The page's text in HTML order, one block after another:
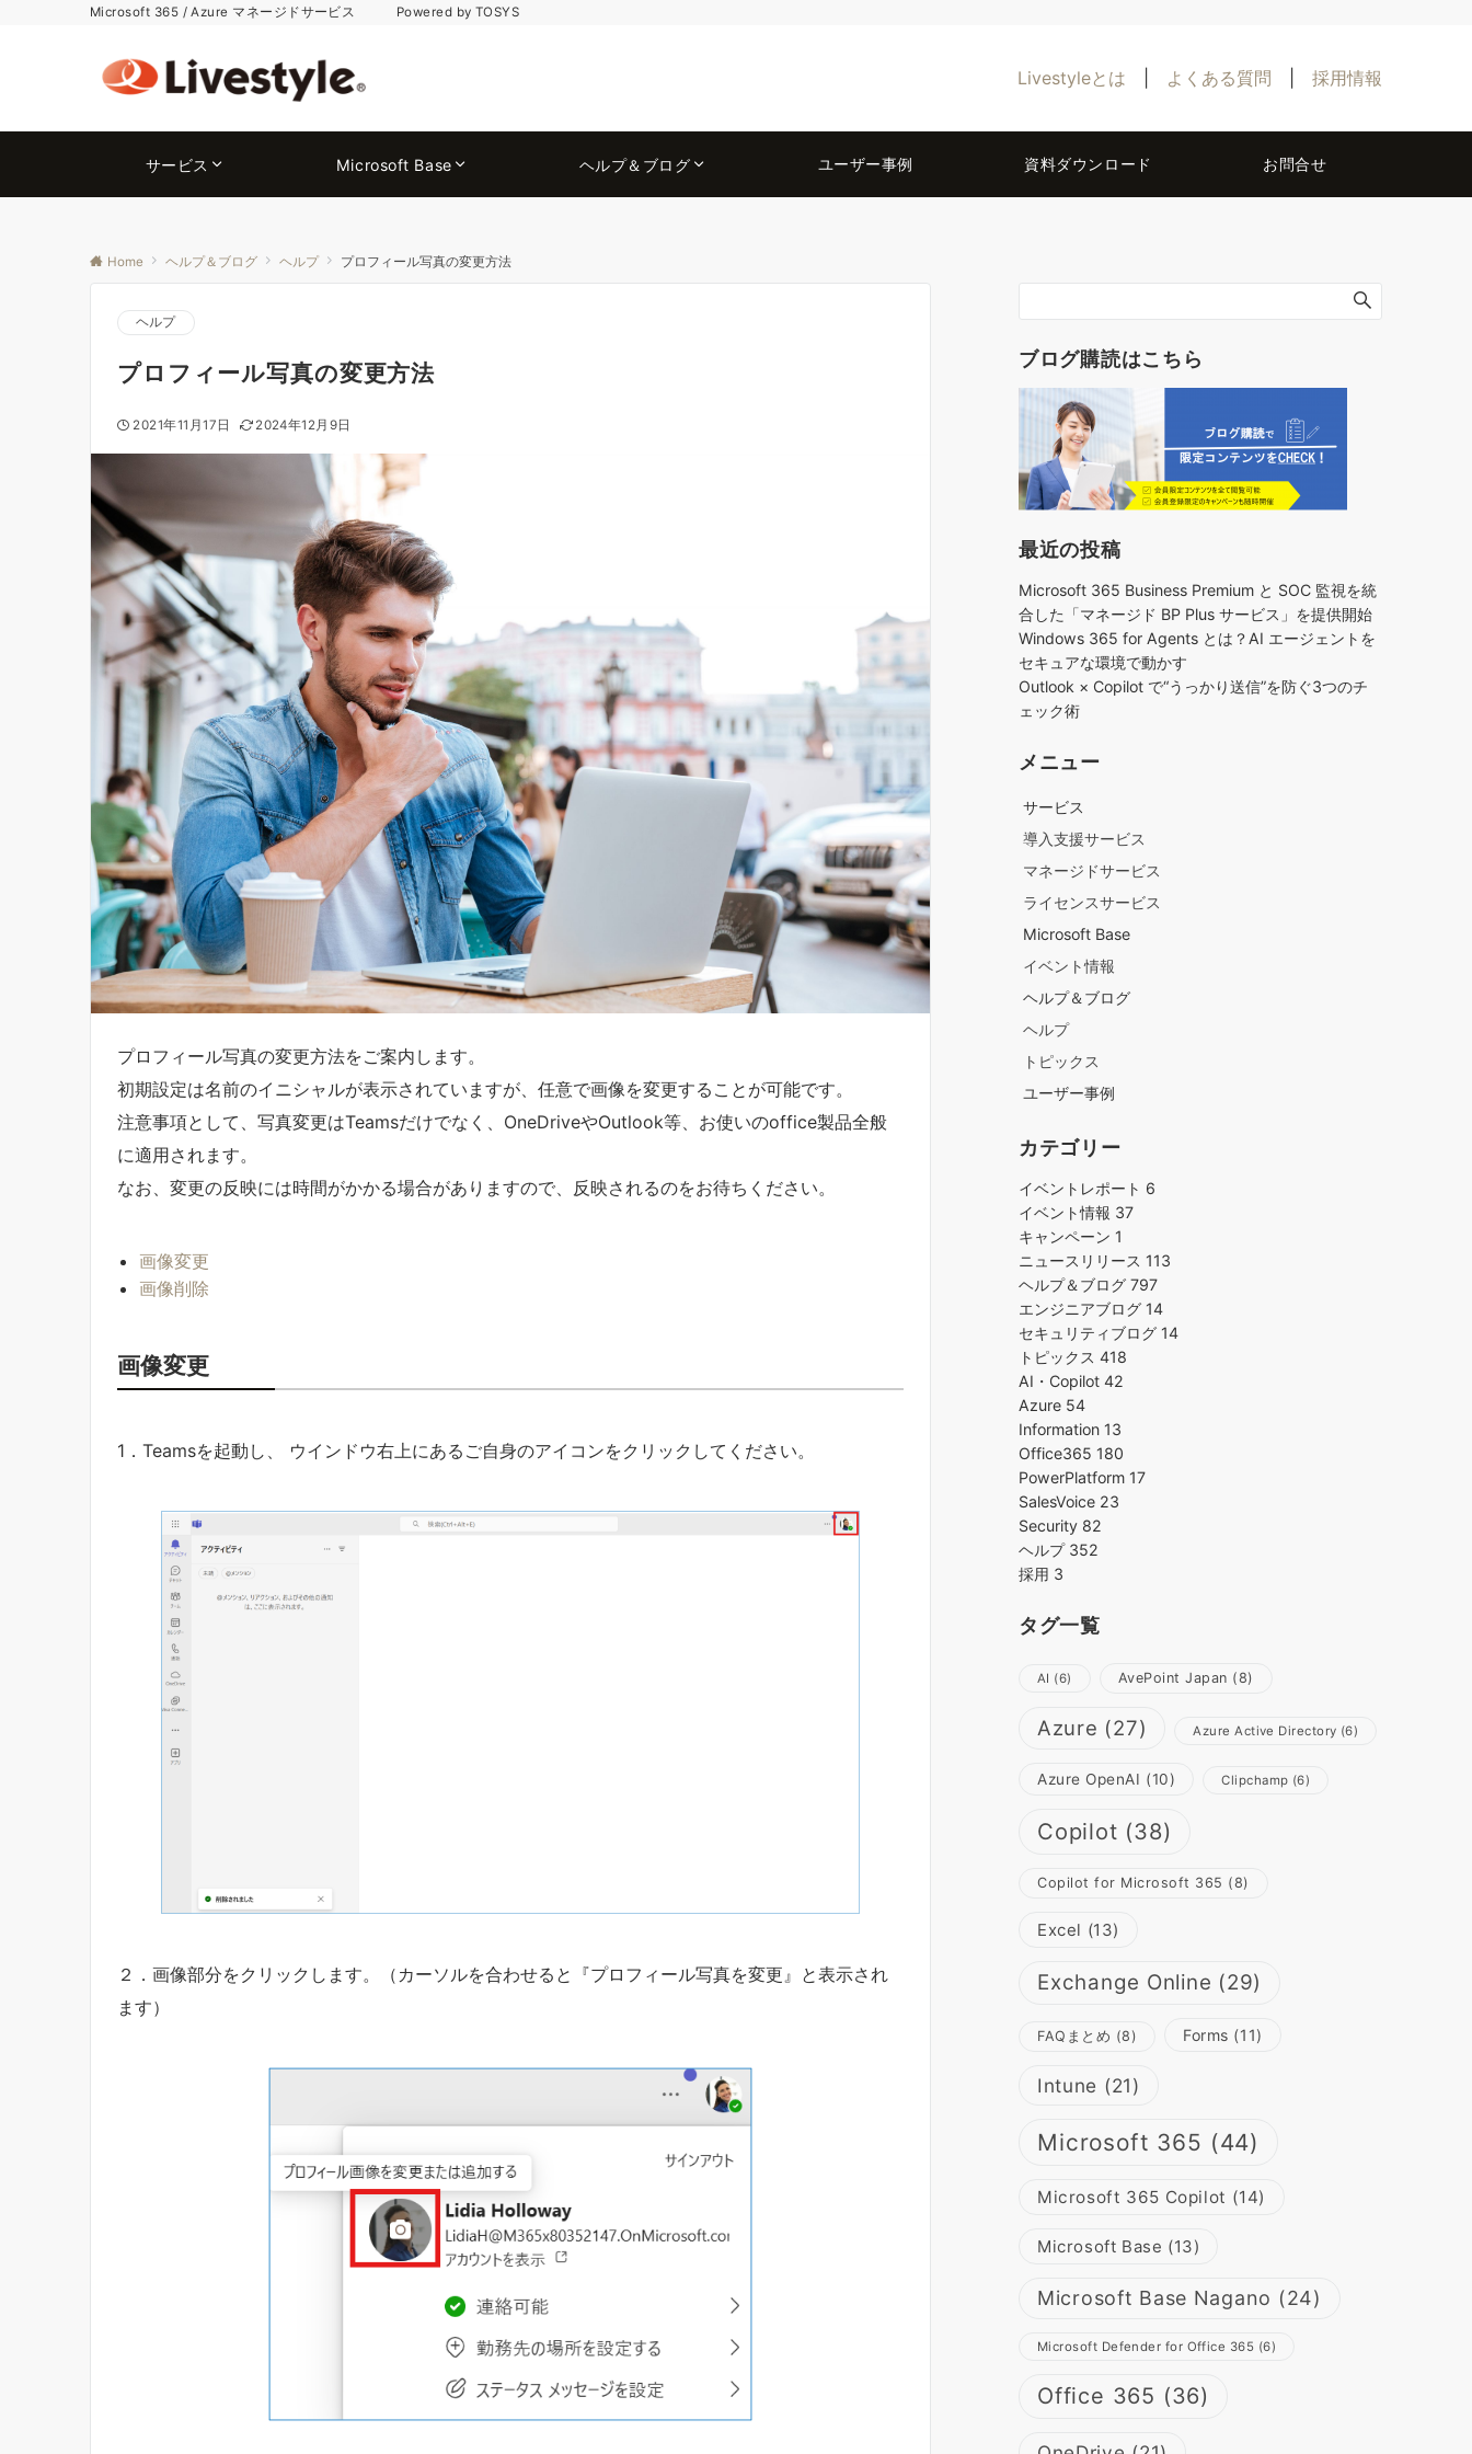
Microsoft 365 / Azure マネージドサービス Powered by TOSYS
Livestyleとは よくある質問 採用情報
サービス Microsoft Base ヘルプ＆ブログ ユーザー事例 資料ダウンロード お問合せ
Home ヘルプ＆ブログ ヘルプ プロフィール写真の変更方法
ヘルプ
プロフィール写真の変更方法
2021年11月17日 2024年12月9日
プロフィール写真の変更方法をご案内します。
初期設定は名前のイニシャルが表示されていますが、任意で画像を変更することが可能です。
注意事項として、写真変更はTeamsだけでなく、OneDriveやOutlook等、お使いのoffice製品全般
に適用されます。
なお、変更の反映には時間がかかる場合がありますので、反映されるのをお待ちください。
画像変更
画像削除
画像変更
1．Teamsを起動し、 ウインドウ右上にあるご自身のアイコンをクリックしてください。
２．画像部分をクリックします。（カーソルを合わせると『プロフィール写真を変更』と表示され
ます）
ブログ購読はこちら
最近の投稿
Microsoft 365 Business Premium と SOC 監視を統
合した「マネージド BP Plus サービス」を提供開始
Windows 365 for Agents とは？AI エージェントを
セキュアな環境で動かす
Outlook × Copilot で“うっかり送信”を防ぐ3つのチ
ェック術​
メニュー
サービス
導入支援サービス
マネージドサービス
ライセンスサービス
Microsoft Base
イベント情報
ヘルプ＆ブログ
ヘルプ
トピックス
ユーザー事例
カテゴリー
イベントレポート 6
イベント情報 37
キャンペーン 1
ニュースリリース 113
ヘルプ＆ブログ 797
エンジニアブログ 14
セキュリティブログ 14
トピックス 418
AI・Copilot 42
Azure 54
Information 13
Office365 180
PowerPlatform 17
SalesVoice 23
Security 82
ヘルプ 352
採用 3
タグ一覧
AI (6) AvePoint Japan (8)
Azure (27) Azure Active Directory (6)
Azure OpenAI (10) Clipchamp (6)
Copilot (38)
Copilot for Microsoft 365 (8)
Excel (13)
Exchange Online (29)
FAQまとめ (8) Forms (11)
Intune (21)
Microsoft 365 (44)
Microsoft 365 Copilot (14)
Microsoft Base (13)
Microsoft Base Nagano (24)
Microsoft Defender for Office 365 (6)
Office 365 (36)